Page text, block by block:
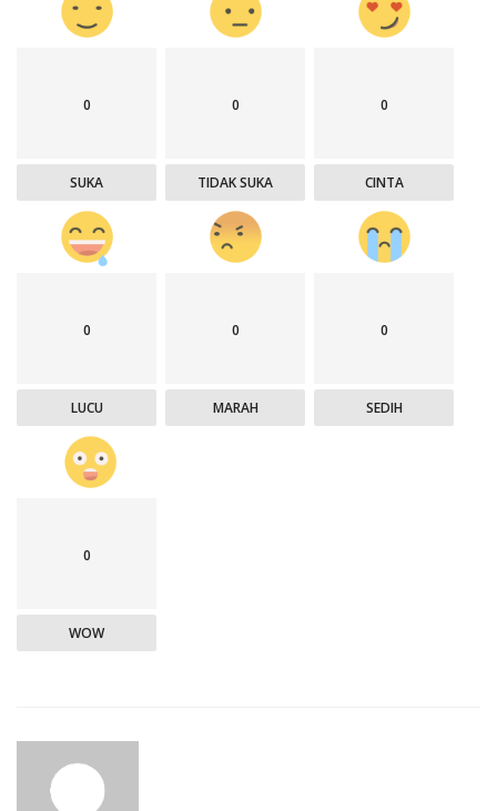
0
SUKA
0
TIDAK SUKA
0
CINTA
0
LUCU
0
MARAH
0
SEDIH
0
WOW